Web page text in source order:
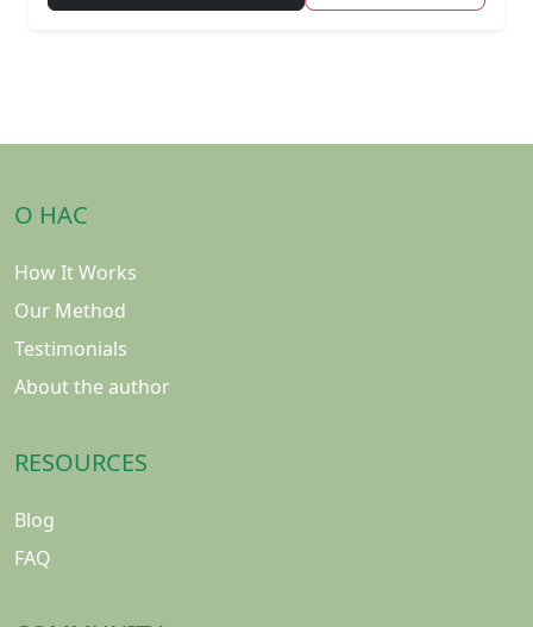
О НАС
How It Works
Our Method
Testimonials
About the author
RESOURCES
Blog
FAQ